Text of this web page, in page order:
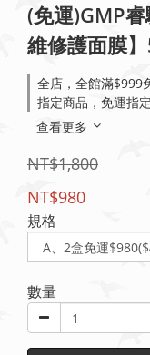
(免運)GMP
維修護面膜
全店，全館滿$999
指定商品，免運指
查看更多
NT$1,800
NT$980
規格
數量